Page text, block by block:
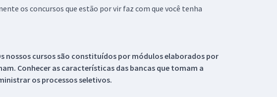
os concursos que estão por vir faz com que você tenha
nossos cursos são constituídos por módulos elaborados por
Conhecer as características das bancas que tomam a
os processos seletivos.